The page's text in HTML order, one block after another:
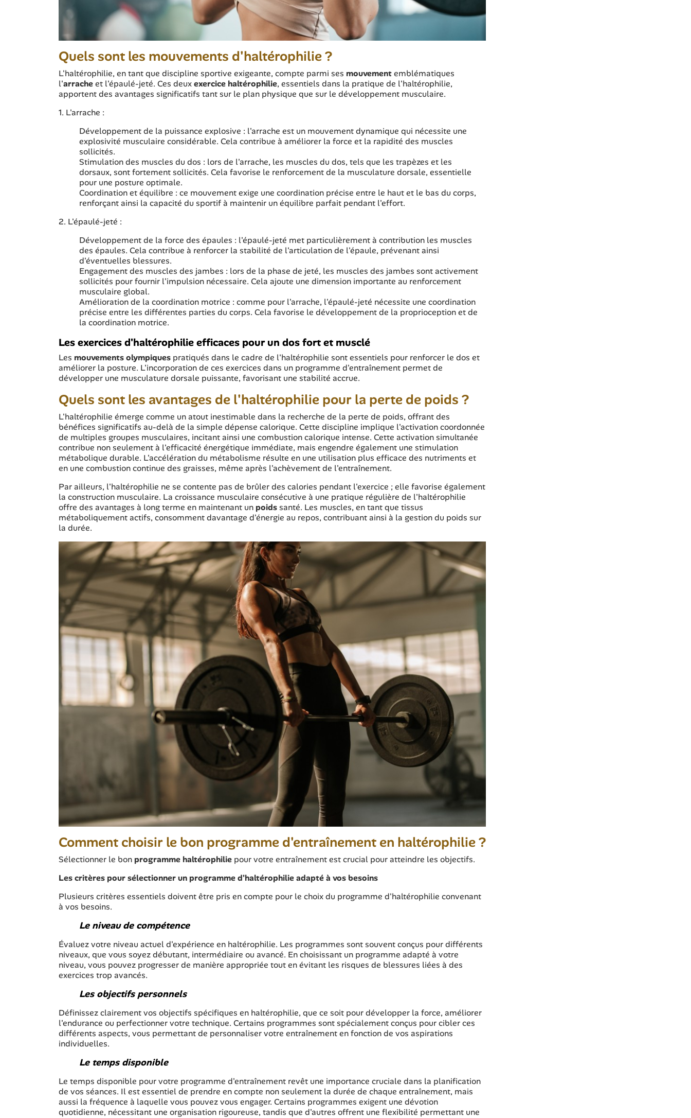
Quels sont les mouvements d'haltérophilie ?
L'haltérophilie, en tant que discipline sportive exigeante, compte parmi ses mouvementemblématiques
l'arracheet l'épaulé-jeté. Ces deuxexercice haltérophilie, essentiels dans la pratique de l'haltérophilie,
apportent des avantages significatifs tant sur le plan physique que sur le développement musculaire.
1. L'arrache :
Développement de la puissance explosive : l'arrache est un mouvement dynamique qui nécessite une
explosivité musculaire considérable. Cela contribue à améliorer la force et la rapidité des muscles
sollicités.
Stimulation des muscles du dos : lors de l'arrache, les muscles du dos, tels que les trapèzes et les
dorsaux, sont fortement sollicités. Cela favorise le renforcement de la musculature dorsale, essentielle
pour une posture optimale.
Coordination et équilibre : ce mouvement exige une coordination précise entre le haut et le bas du corps,
renforçant ainsi la capacité du sportif à maintenir un équilibre parfait pendant l'effort.
2. L'épaulé-jeté :
Développement de la force des épaules : l'épaulé-jeté met particulièrement à contribution les muscles
des épaules. Cela contribue à renforcer la stabilité de l'articulation de l'épaule, prévenant ainsi
d'éventuelles blessures.
Engagement des muscles des jambes : lors de la phase de jeté, les muscles des jambes sont activement
sollicités pour fournir l'impulsion nécessaire. Cela ajoute une dimension importante au renforcement
musculaire global.
Amélioration de la coordination motrice : comme pour l'arrache, l'épaulé-jeté nécessite une coordination
précise entre les différentes parties du corps. Cela favorise le développement de la proprioception et de
la coordination motrice.
Les exercices d'haltérophilie efficaces pour un dos fort et musclé
Les mouvements olympiques pratiqués dans le cadre de l'haltérophilie sont essentiels pour renforcer le dos et
améliorer la posture. L'incorporation de ces exercices dans un programme d'entraînement permet de
développer une musculature dorsale puissante, favorisant une stabilité accrue.
Quels sont les avantages de l'haltérophilie pour la perte de poids ?
L'haltérophilie émerge comme un atout inestimable dans la recherche de la perte de poids, offrant des
bénéfices significatifs au-delà de la simple dépense calorique. Cette discipline implique l'activation coordonnée
de multiples groupes musculaires, incitant ainsi une combustion calorique intense. Cette activation simultanée
contribue non seulement à l'efficacité énergétique immédiate, mais engendre également une stimulation
métabolique durable. L'accélération du métabolisme résulte en une utilisation plus efficace des nutriments et
en une combustion continue des graisses, même après l'achèvement de l'entraînement.
Par ailleurs, l'haltérophilie ne se contente pas de brûler des calories pendant l'exercice ; elle favorise également
la construction musculaire. La croissance musculaire consécutive à une pratique régulière de l'haltérophilie
offre des avantages à long terme en maintenant un poidssanté. Les muscles, en tant que tissus
métaboliquement actifs, consomment davantage d'énergie au repos, contribuant ainsi à la gestion du poids sur
la durée.
Comment choisir le bon programme d'entraînement en haltérophilie ?
Sélectionner le bon programme haltérophilie pour votre entraînement est crucial pour atteindre les objectifs.
Les critères pour sélectionner un programme d'haltérophilie adapté à vos besoins
Plusieurs critères essentiels doivent être pris en compte pour le choix du programme d'haltérophilie convenant
à vos besoins.
Le niveau de compétence
Évaluez votre niveau actuel d'expérience en haltérophilie. Les programmes sont souvent conçus pour différents
niveaux, que vous soyez débutant, intermédiaire ou avancé. En choisissant un programme adapté à votre
niveau, vous pouvez progresser de manière appropriée tout en évitant les risques de blessures liées à des
exercices trop avancés.
Les objectifs personnels
Définissez clairement vos objectifs spécifiques en haltérophilie, que ce soit pour développer la force, améliorer
l'endurance ou perfectionner votre technique. Certains programmes sont spécialement conçus pour cibler ces
différents aspects, vous permettant de personnaliser votre entraînement en fonction de vos aspirations
individuelles.
Le temps disponible
Le temps disponible pour votre programme d'entraînement revêt une importance cruciale dans la planification
de vos séances. Il est essentiel de prendre en compte non seulement la durée de chaque entraînement, mais
aussi la fréquence à laquelle vous pouvez vous engager. Certains programmes exigent une dévotion
quotidienne, nécessitant une organisation rigoureuse, tandis que d'autres offrent une flexibilité permettant une